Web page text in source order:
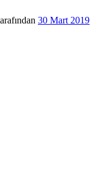
30 Mart 2019